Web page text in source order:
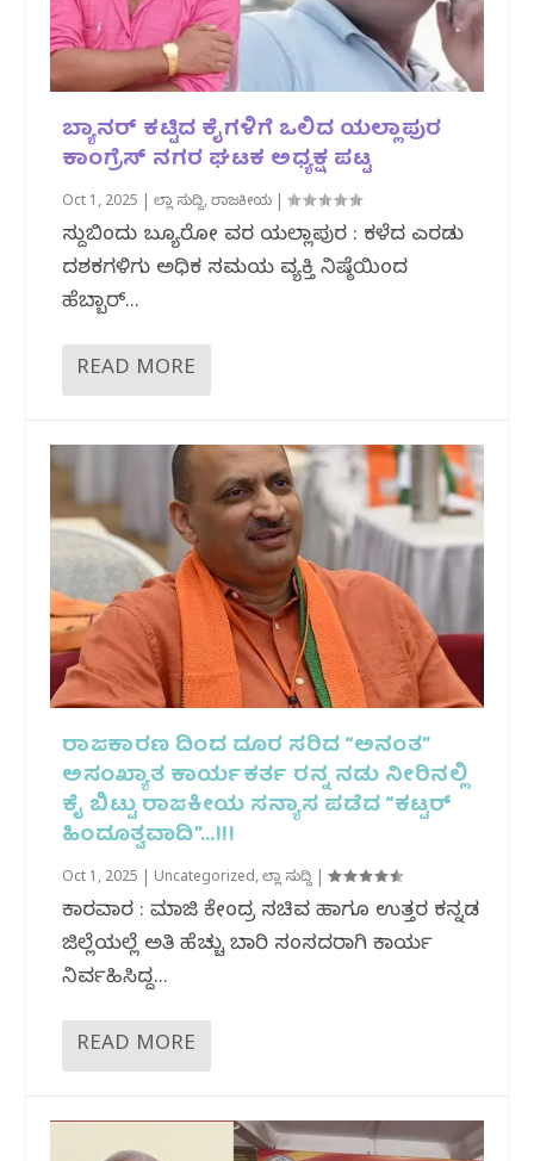
ಬ್ಯಾನರ್ ಕಟ್ಟಿದ ಕೈಗಳಿಗೆ ಒಲಿದ ಯಲ್ಲಾಪುರ
ಕಾಂಗ್ರೆಸ್ ನಗರ ಘಟಕ ಅಧ್ಯಕ್ಷ ಪಟ್ಟ
Oct 1, 2025 |ಜಿಲ್ಲಾ ಸುದ್ದಿ,ರಾಜಕೀಯ |
ಸುದ್ದಿಬಿಂದು ಬ್ಯೂರೋ ವರದಿ ಯಲ್ಲಾಪುರ : ಕಳೆದ ಎರಡು
ದಶಕಗಳಿಗು ಅಧಿಕ ಸಮಯ ವ್ಯಕ್ತಿ ನಿಷ್ಠೆಯಿಂದ
ಹೆಬ್ಬಾರ್...
READ MORE
ರಾಜಕಾರಣ ದಿಂದ ದೂರ ಸರಿದ “ಅನಂತ”
ಅಸಂಖ್ಯಾತ ಕಾರ್ಯಕರ್ತ ರನ್ನ ನಡು ನೀರಿನಲ್ಲಿ
ಕೈ ಬಿಟ್ಟು ರಾಜಕೀಯ ಸನ್ಯಾಸ ಪಡೆದ “ಕಟ್ಟರ್
ಹಿಂದೂತ್ವವಾದಿ”…!!!
Oct 1, 2025 Uncategorized,ಜಿಲ್ಲಾ ಸುದ್ದಿ|
ಕಾರವಾರ : ಮಾಜಿ ಕೇಂದ್ರ ಸಚಿವ ಹಾಗೂ ಉತ್ತರ ಕನ್ನಡ
ಜಿಲ್ಲೆಯಲ್ಲೆ ಅತಿ ಹೆಚ್ಚು ಬಾರಿ ಸಂಸದರಾಗಿ ಕಾರ್ಯ
ನಿರ್ವಹಿಸಿದ್ದ...
READ MORE